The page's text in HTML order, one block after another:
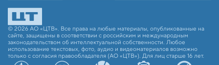
© 2026 АО «ЦТВ». Все права на любые материалы, опубликованные на
сайте, защищены в соответствии с российским и международным
законодательством об интеллектуальной собственности. Любое
использование текстовых, фото, аудио и видеоматериалов возможно
только с согласия правообладателя (АО «ЦТВ»). Для лиц старше 16 лет.